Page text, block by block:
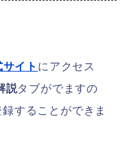
イト にアクセス
説タブがでますの
することができま